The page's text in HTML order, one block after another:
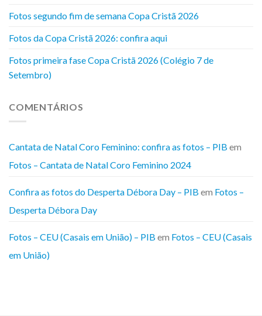
Fotos segundo fim de semana Copa Cristã 2026
Fotos da Copa Cristã 2026: confira aqui
Fotos primeira fase Copa Cristã 2026 (Colégio 7 de
Setembro)
COMENTÁRIOS
Cantata de Natal Coro Feminino: confira as fotos – PIB em
Fotos – Cantata de Natal Coro Feminino 2024
Confira as fotos do Desperta Débora Day – PIB em Fotos –
Desperta Débora Day
Fotos – CEU (Casais em União) – PIB em Fotos – CEU (Casais
em União)